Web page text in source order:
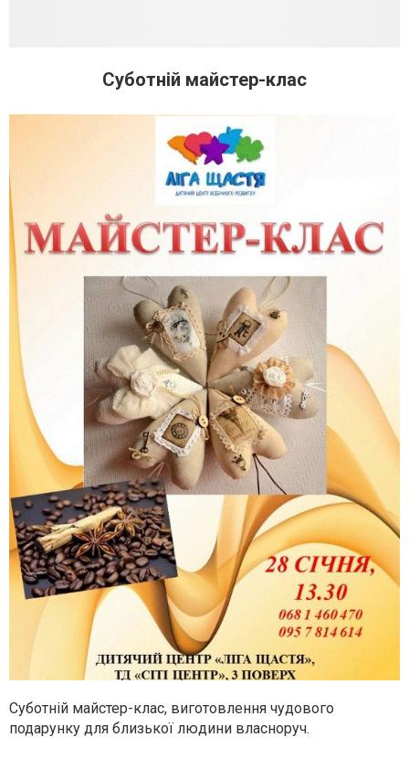
Суботній майстер-клас
Суботній майстер-клас, виготовлення чудового
подарунку для близької людини власноруч.